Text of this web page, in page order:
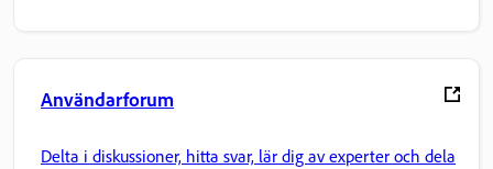
Användarforum
Delta i diskussioner, hitta svar, lär dig av experter och dela